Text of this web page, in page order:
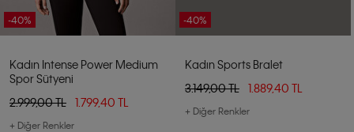
-40%
Kadın Intense Power Medium
Spor Sütyeni
2.999,00 TL
1.799,40 TL
+ Diğer Renkler
-40%
Kadın Sports Bralet
3.149,00 TL
1.889,40 TL
+ Diğer Renkler